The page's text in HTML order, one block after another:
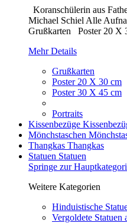
Koranschülerin aus
Michael Schiel Alle
Grußkarten Poster 20 X
Mehr Details
Grußkarten
Poster 20 X 30 cm
Poster 30 X 45 cm
Portraits
Kissenbezüge
Mönchstaschen
Thangkas Thangkas
Statuen Statuen
Springe zur
Weitere Kategorien
Hinduistische
Vergoldete Statuen